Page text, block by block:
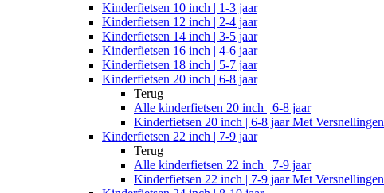
Kinderfietsen 10 inch | 1-3 jaar
Kinderfietsen 12 inch | 2-4 jaar
Kinderfietsen 14 inch | 3-5 jaar
Kinderfietsen 16 inch | 4-6 jaar
Kinderfietsen 18 inch | 5-7 jaar
Kinderfietsen 20 inch | 6-8 jaar
Terug
Alle kinderfietsen 20 inch | 6-8 jaar
Kinderfietsen 20 inch | 6-8 jaar Met Versnellingen
Kinderfietsen 22 inch | 7-9 jaar
Terug
Alle kinderfietsen 22 inch | 7-9 jaar
Kinderfietsen 22 inch | 7-9 jaar Met Versnellingen